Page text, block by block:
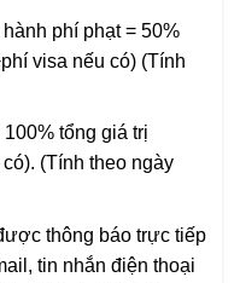
phí phạt = 50%
visa nếu có) (Tính
tổng giá trị
(Tính theo ngày
thông báo trực tiếp
tin nhắn điện thoại